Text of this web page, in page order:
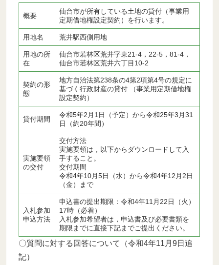
概要
仙台市が所有している土地の貸付（事業用
定期借地権設定契約）を行います。
用地名 荒井駅西側用地
用地の所
在
仙台市若林区荒井字東21-4，22-5，81-4，
仙台市若林区荒井六丁目10-2
契約の形
態
地方自治法第238条の4第2項第4号の規定に
基づく行政財産の貸付 （事業用定期借地権
設定契約）
貸付期間
令和5年2月1日（予定）から令和25年3月31
日（約20年間）
実施要領
の交付
交付方法
実施要領は，以下からダウンロードして入
手すること。
交付期間
令和4年10月5日（水）から令和4年12月2日
（金）まで
入札参加
申込方法
申込書の提出期限：令和4年11月22日（火）
17時（必着）
入札参加希望者は，申込書及び必要書類を
期限までに直接下記までご提出ください。
〇質問に対する回答について（令和4年11月9日追
記）